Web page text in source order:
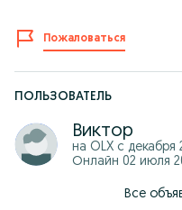
Пожаловаться
ПОЛЬЗОВАТЕЛЬ
Виктор
на OLX с декабря
Онлайн 02 июля
Все